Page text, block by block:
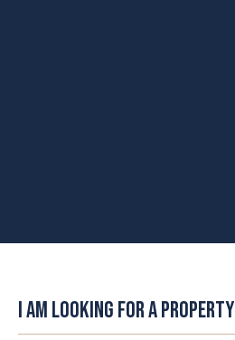
I AM LOOKING FOR A PROPERTY